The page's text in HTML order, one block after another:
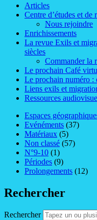
Articles
Centre d’études et de
Nous rejoindre
Enrichissements
La revue Exils et
siècles
Commander la
Le prochain Café
Le prochain numéro :
Liens exils et
Ressources
Espaces
Evénéments (37)
Matériaux (5)
Non classé (57)
N°9-10 (1)
Périodes (9)
Prolongements (12)
Rechercher
Rechercher